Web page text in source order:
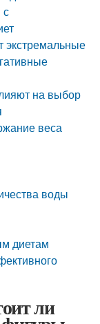
с
на выбор
веса
воды
диетам
ли